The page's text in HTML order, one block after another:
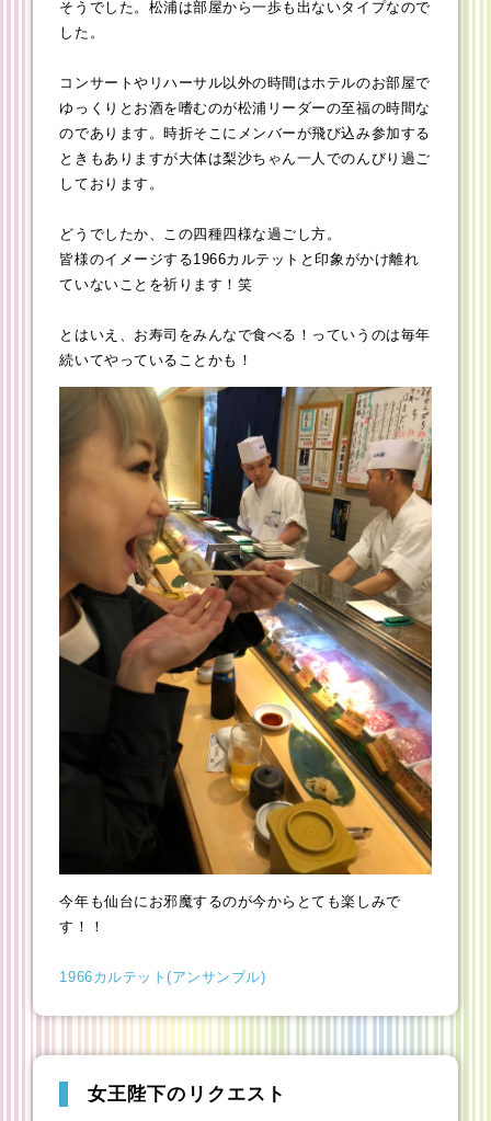
そうでした。松浦は部屋から一歩も出ないタイプなので
した。
コンサートやリハーサル以外の時間はホテルのお部屋で
ゆっくりとお酒を嗜むのが松浦リーダーの至福の時間な
のであります。時折そこにメンバーが飛び込み参加する
ときもありますが大体は梨沙ちゃん一人でのんびり過ご
しております。
どうでしたか、この四種四様な過ごし方。
皆様のイメージする1966カルテットと印象がかけ離れ
ていないことを祈ります！笑
とはいえ、お寿司をみんなで食べる！っていうのは毎年
続いてやっていることかも！
今年も仙台にお邪魔するのが今からとても楽しみで
す！！
1966カルテット(アンサンブル)
女王陛下のリクエスト